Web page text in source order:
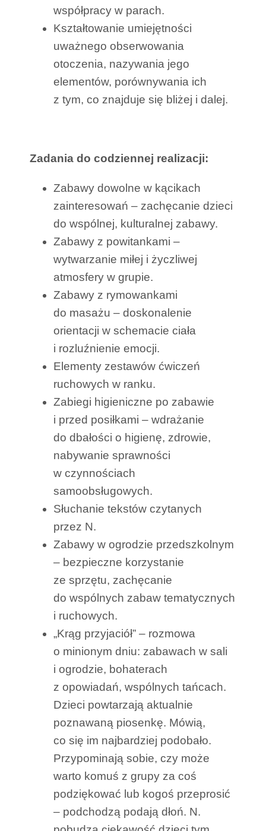
współpracy w parach.
Kształtowanie umiejętności
uważnego obserwowania
otoczenia, nazywania jego
elementów, porównywania ich
z tym, co znajduje się bliżej i dalej.
Zadania do codziennej realizacji:
Zabawy dowolne w kącikach
zainteresowań – zachęcanie dzieci
do wspólnej, kulturalnej zabawy.
Zabawy z powitankami –
wytwarzanie miłej i życzliwej
atmosfery w grupie.
Zabawy z rymowankami
do masażu – doskonalenie
orientacji w schemacie ciała
i rozluźnienie emocji.
Elementy zestawów ćwiczeń
ruchowych w ranku.
Zabiegi higieniczne po zabawie
i przed posiłkami – wdrażanie
do dbałości o higienę, zdrowie,
nabywanie sprawności
w czynnościach
samoobsługowych.
Słuchanie tekstów czytanych
przez N.
Zabawy w ogrodzie przedszkolnym
– bezpieczne korzystanie
ze sprzętu, zachęcanie
do wspólnych zabaw tematycznych
i ruchowych.
„Krąg przyjaciół” – rozmowa
o minionym dniu: zabawach w sali
i ogrodzie, bohaterach
z opowiadań, wspólnych tańcach.
Dzieci powtarzają aktualnie
poznawaną piosenkę. Mówią,
co się im najbardziej podobało.
Przypominają sobie, czy może
warto komuś z grupy za coś
podziękować lub kogoś przeprosić
– podchodzą podają dłoń. N.